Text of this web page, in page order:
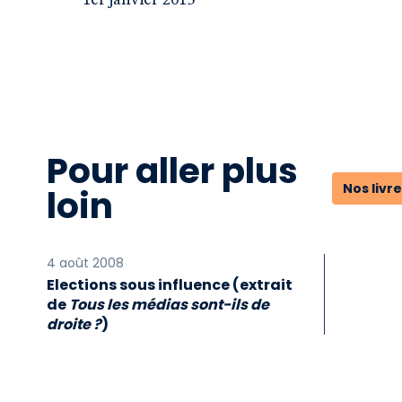
Pour aller plus
loin Nos
4 août 2008
Elections sous influence (extrait
de Tous les médias sont-ils de
droite ?)